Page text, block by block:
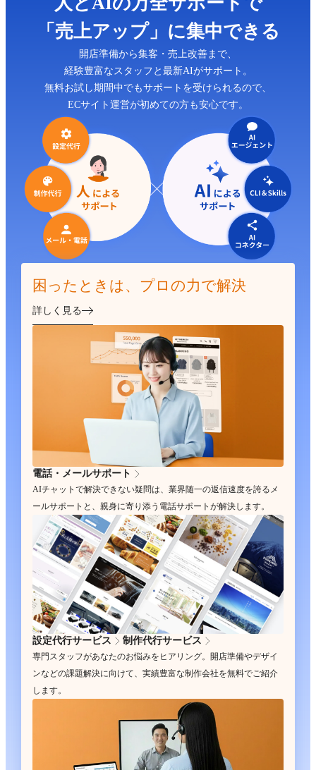
「売上アップ」に集中できる
開店準備から集客・売上改善まで、
経験豊富なスタッフと最新AIがサポート。
無料お試し期間中でもサポートを受けられるので、
ECサイト運営が初めての方も安心です。
困ったときは、プロの力で解決
詳しく見る
電話・メールサポート
AIチャットで解決できない疑問は、業界随一の返信速度を誇るメ
ールサポートと、親身に寄り添う電話サポートが解決します。
設定代行サービス 制作代行サービス
専門スタッフがあなたのお悩みをヒアリング。開店準備やデザイ
ンなどの課題解決に向けて、実績豊富な制作会社を無料でご紹介
します。